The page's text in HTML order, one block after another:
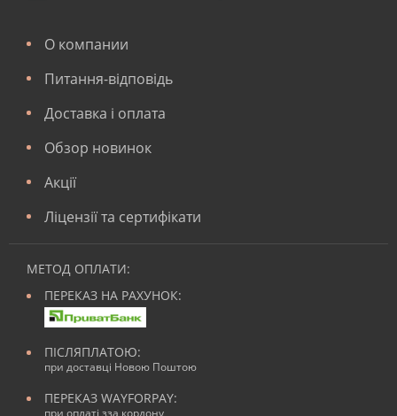
О компании
Питання-відповідь
Доставка і оплата
Обзор новинок
Акції
Ліцензії та сертифікати
МЕТОД ОПЛАТИ:
ПЕРЕКАЗ НА РАХУНОК:
ПІСЛЯПЛАТОЮ:
при доставці Новою Поштою
ПЕРЕКАЗ WAYFORPAY:
при оплаті зза кордону